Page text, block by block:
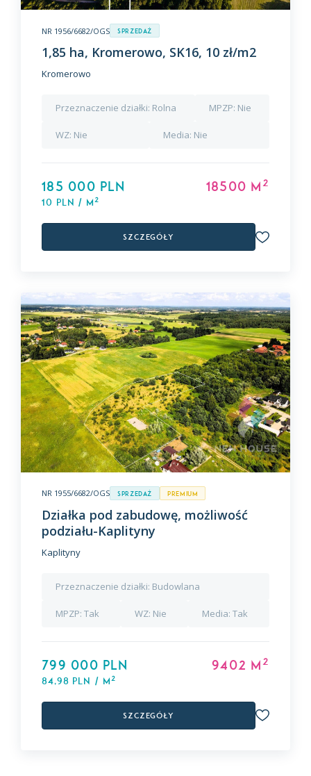
NR 1956/6682/OGS Sprzedaż
1,85 ha, Kromerowo, SK16, 10 zł/m2
Kromerowo
Przeznaczenie działki: Rolna MPZP: Nie
WZ: Nie Media: Nie
185 000 PLN
10 PLN / m2
18500 m2
Szczegóły
NR 1955/6682/OGS Sprzedaż premium
Działka pod zabudowę, możliwość
podziału-Kaplityny
Kaplityny
Przeznaczenie działki: Budowlana
MPZP: Tak WZ: Nie Media: Tak
799 000 PLN
84,98 PLN / m2
9402 m 2
Szczegóły